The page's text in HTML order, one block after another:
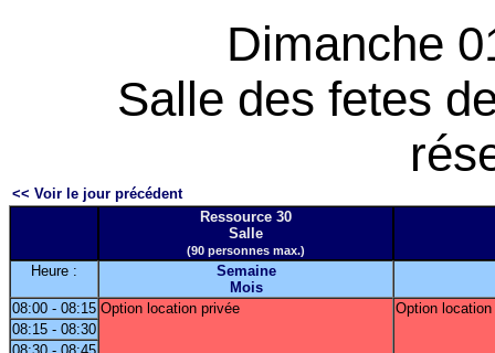
Dimanche
Salle des fetes
<< Voir le jour précédent
Ressource 30
Salle
(90 personnes max.)
Heure :
Semaine
Mois
08:00 - 08:15 Option location privée
Option location
08:15 - 08:30